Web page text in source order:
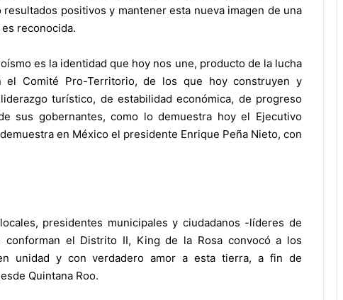
positivos y mantener esta nueva imagen de una
reconocida.
es la identidad que hoy nos une, producto de la lucha
el Comité Pro-Territorio, de los que hoy construyen y
turístico, de estabilidad económica, de progreso
sus gobernantes, como lo demuestra hoy el Ejecutivo
en México el presidente Enrique Peña Nieto, con
presidentes municipales y ciudadanos -líderes de
el Distrito II, King de la Rosa convocó a los
unidad y con verdadero amor a esta tierra, a fin de
Quintana Roo.